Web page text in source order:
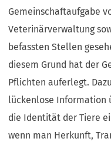
Gemeinschaftaufgabe
Veterinärverwaltung
befassten Stellen
diesem Grund hat der
Pflichten auferlegt.
lückenlose Information
die Identität der Tiere
wenn man Herkunft,